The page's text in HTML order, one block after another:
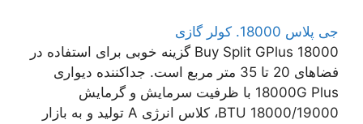
جی پلاس 18000. کولر گازی
Buy Split GPlus 18000 گزینه خوبی برای استفاده در
فضاهای 20 تا 35 متر مربع است. جداکننده دیواری
18000G Plus با ظرفیت سرمایش و گرمایش
18000/19000 BTU، کلاس انرژی A تولید و به بازار